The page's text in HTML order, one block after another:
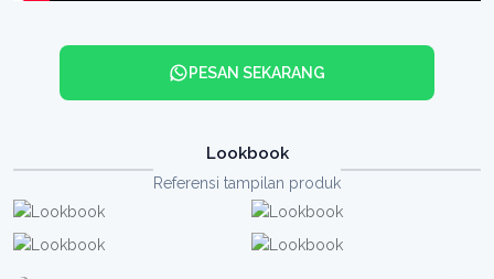
PESAN SEKARANG
Lookbook
Referensi tampilan produk